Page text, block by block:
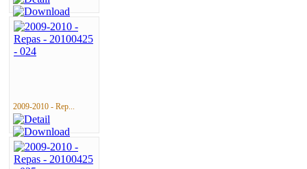
2009-2010 - Rep...